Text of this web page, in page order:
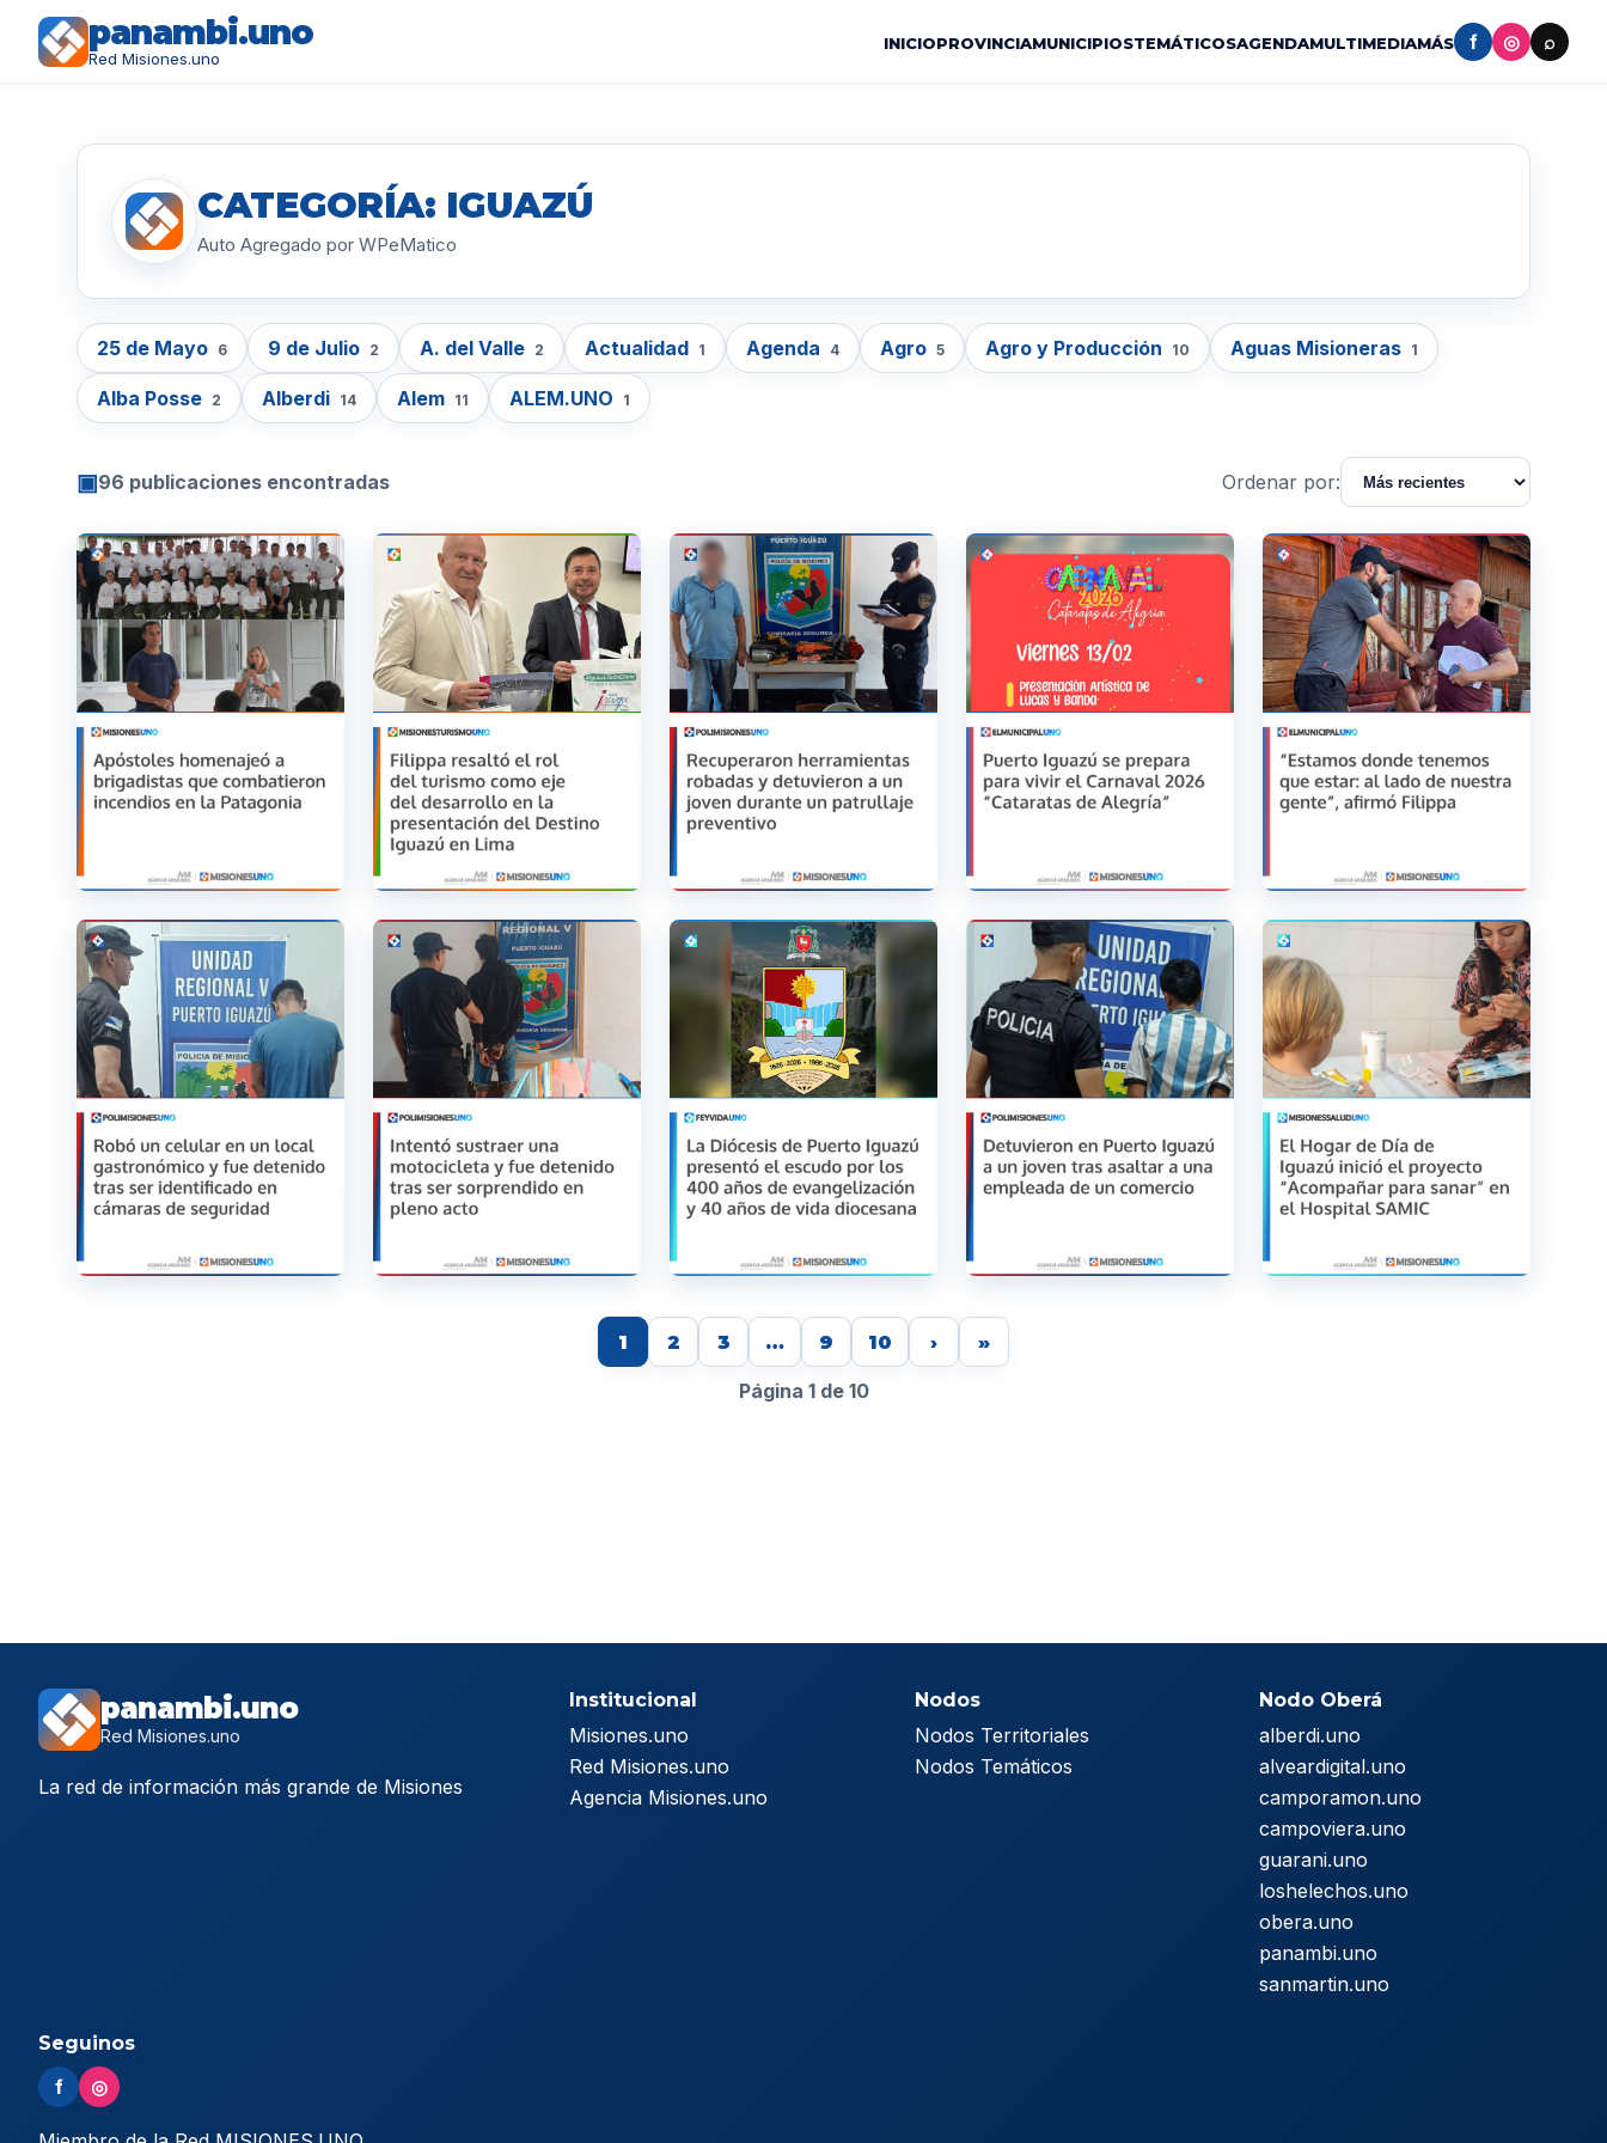
panambi.uno
Red Misiones.uno
INICIOPROVINCIAMUNICIPIOSTEMÁTICOSAGENDAMULTIMEDIAMÁS f ◎ ⌕
CATEGORÍA: IGUAZÚ
Auto Agregado por WPeMatico
25 de Mayo 6 9 de Julio 2 A. del Valle 2 Actualidad 1 Agenda 4 Agro 5 Agro y Producción 10 Aguas Misioneras 1
Alba Posse 2 Alberdi 14 Alem 11 ALEM.UNO 1
▣96 publicaciones encontradas Ordenar por:
1 2 3 … 9 10 › »
Página 1 de 10
panambi.uno
Red Misiones.uno
La red de información más grande de Misiones
Institucional
Misiones.uno
Red Misiones.uno
Agencia Misiones.uno
Nodos
Nodos Territoriales
Nodos Temáticos
Nodo Oberá
alberdi.uno
alveardigital.uno
camporamon.uno
campoviera.uno
guarani.uno
loshelechos.uno
obera.uno
panambi.uno
sanmartin.uno
Seguinos
f ◎